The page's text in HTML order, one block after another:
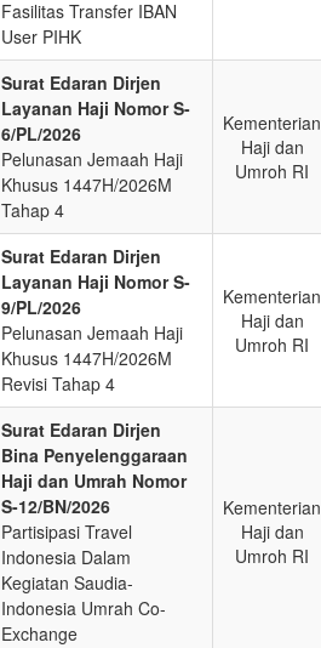
Fasilitas Transfer IBAN
User PIHK
Surat Edaran Dirjen
Layanan Haji Nomor S-
6/PL/2026
Pelunasan Jemaah Haji
Khusus 1447H/2026M
Tahap 4
Kementerian
Haji dan
Umroh RI
Surat Edaran Dirjen
Layanan Haji Nomor S-
9/PL/2026
Pelunasan Jemaah Haji
Khusus 1447H/2026M
Revisi Tahap 4
Kementerian
Haji dan
Umroh RI
Surat Edaran Dirjen
Bina Penyelenggaraan
Haji dan Umrah Nomor
S-12/BN/2026
Partisipasi Travel
Indonesia Dalam
Kegiatan Saudia-
Indonesia Umrah Co-
Exchange
Kementerian
Haji dan
Umroh RI